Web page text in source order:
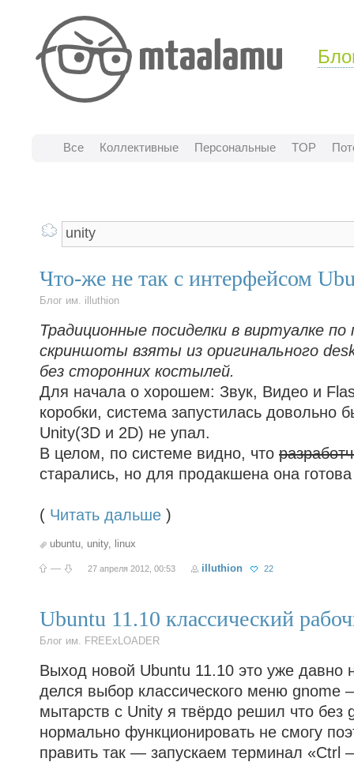
Все Коллективные Персональные TOP
Что-же не так с интерфейсом
Блог им. illuthion
Традиционные посиделки в виртуалке по
скриншоты взяты из оригинального
без сторонних костылей.
Для начала о хорошем: Звук, Видео и
коробки, система запустилась довольно
Unity(3D и 2D) не упал.
В целом, по системе видно, что
старались, но для продакшена она
( Читать дальше )
ubuntu, unity, linux
— 27 апреля 2012, 00:53 illuthion 22
Ubuntu 11.10 классический
Блог им. FREExLOADER
Выход новой Ubuntu 11.10 это уже давно
делся выбор классического меню gnome
мытарств с Unity я твёрдо решил что без
нормально функционировать не смогу
править так — запускаем терминал «Ctrl